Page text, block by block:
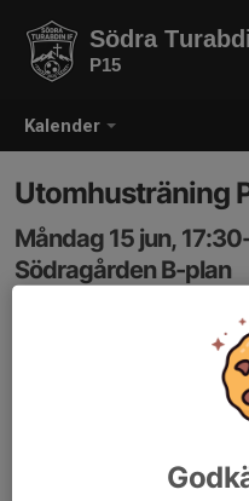
Kalender
Södra
P15
Utomhusträning
Måndag 15 jun,
Södragården B-plan
Vattenflaska, benskydd,